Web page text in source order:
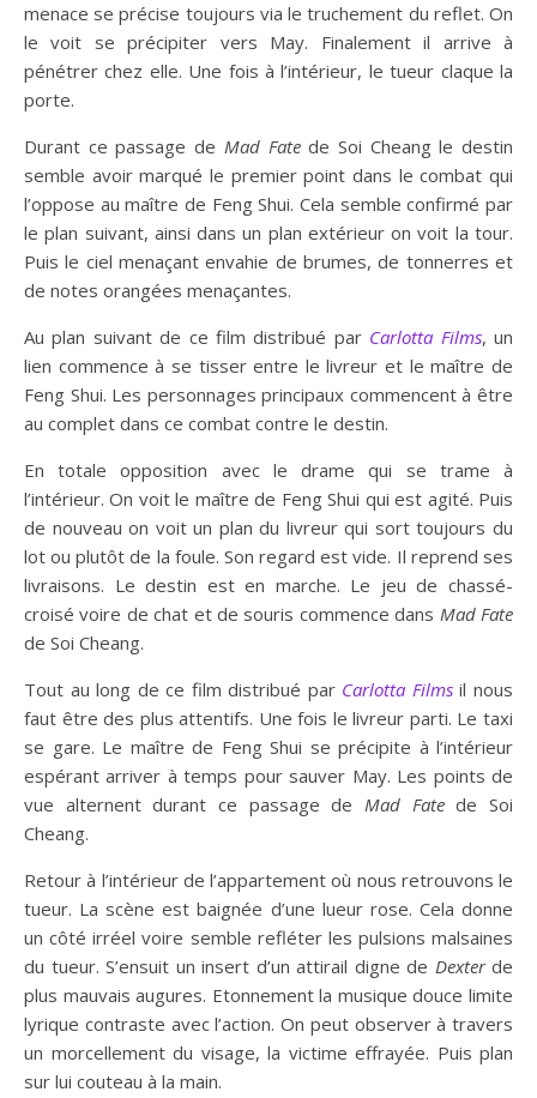
menace se précise toujours via le truchement du reflet. On
le voit se précipiter vers May. Finalement il arrive à
pénétrer chez elle. Une fois à l’intérieur, le tueur claque la
porte.
Durant ce passage de Mad Fatede Soi Cheang le destin
semble avoir marqué le premier point dans le combat qui
l’oppose au maître de Feng Shui. Cela semble confirmé par
le plan suivant, ainsi dans un plan extérieur on voit la tour.
Puis le ciel menaçant envahie de brumes, de tonnerres et
de notes orangées menaçantes.
Au plan suivant de ce film distribué par Carlotta Films, un
lien commence à se tisser entre le livreur et le maître de
Feng Shui. Les personnages principaux commencent à être
au complet dans ce combat contre le destin.
En totale opposition avec le drame qui se trame à
l’intérieur. On voit le maître de Feng Shui qui est agité. Puis
de nouveau on voit un plan du livreur qui sort toujours du
lot ou plutôt de la foule. Son regard est vide. Il reprend ses
livraisons. Le destin est en marche. Le jeu de chassé-
croisé voire de chat et de souris commence dans Mad Fate
de Soi Cheang.
Tout au long de ce film distribué par Carlotta Filmsil nous
faut être des plus attentifs. Une fois le livreur parti. Le taxi
se gare. Le maître de Feng Shui se précipite à l’intérieur
espérant arriver à temps pour sauver May. Les points de
vue alternent durant ce passage de Mad Fatede Soi
Cheang.
Retour à l’intérieur de l’appartement où nous retrouvons le
tueur. La scène est baignée d’une lueur rose. Cela donne
un côté irréel voire semble refléter les pulsions malsaines
du tueur. S’ensuit un insert d’un attirail digne de Dexterde
plus mauvais augures. Etonnement la musique douce limite
lyrique contraste avec l’action. On peut observer à travers
un morcellement du visage, la victime effrayée. Puis plan
sur lui couteau à la main.